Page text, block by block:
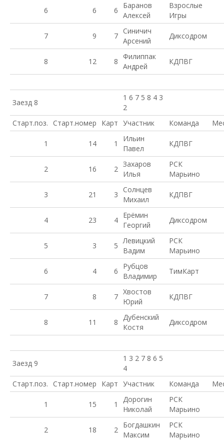
6 6 6
Баранов
Алексей
Взрослые
Игры
7 9 7
Синичич
Арсений
Диксодром
8 12 8
Филиппак
Андрей
КДПВГ
Заезд 8
1 6 7 5 8 4 3
2
Старт.поз.
Старт.номер Карт Участник Команда
1 14 1
Ильин
Павел
КДПВГ
2 16 2
Захаров
Илья
РСК
Марьино
3 21 3
Солнцев
Михаил
КДПВГ
4 23 4
Ерёмин
Георгий
Диксодром
5 3 5
Левицкий
Вадим
РСК
Марьино
6 4 6
Рубцов
Владимир
ТимКарт
7 8 7
Хвостов
Юрий
КДПВГ
8 11 8
Дубенский
Костя
Диксодром
Заезд 9
1 3 2 7 8 6 5
4
Старт.поз.
Старт.номер Карт Участник Команда
1 15 1
Дорогин
Николай
РСК
Марьино
2 18 2
Богдашкин
Максим
РСК
Марьино